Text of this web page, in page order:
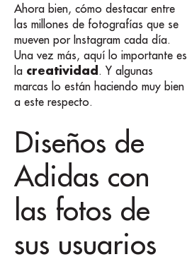
Ahora bien, cómo destacar entre
las millones de fotografías que se
mueven por Instagram cada día.
Una vez más, aquí lo importante es
la creatividad . Y algunas
marcas lo están haciendo muy bien
a este respecto.
Diseños de
Adidas con
las fotos de
sus usuarios